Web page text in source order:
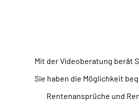
Mit der Videoberatung berät
Sie haben die Möglichkeit
Rentenansprüche und